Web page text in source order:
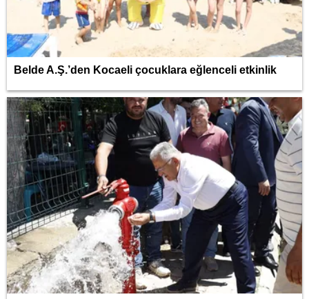
Belde A.Ş.’den Kocaeli çocuklara eğlenceli etkinlik